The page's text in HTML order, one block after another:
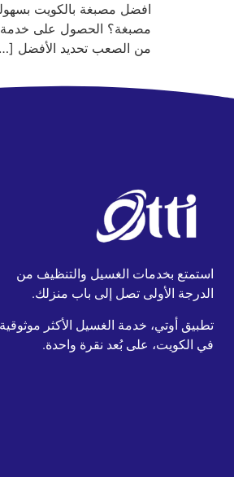
افضل مصبغة بالكويت
مصبغة؟ الحصول على خدمة
من الصعب تحديد الأفضل
استمتع بخدمات الغسيل والتنظيف من
الدرجة الأولى تصل إلى باب منزلك.
تطبيق أوتي، خدمة الغسيل الأكثر موثوقية
في الكويت، على بُعد نقرة واحدة.